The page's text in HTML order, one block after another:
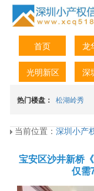
首页 龙
光明新区 深
热门楼盘： 松湖岭秀
当前位置：深圳小产
宝安区沙井新桥
仅需